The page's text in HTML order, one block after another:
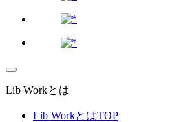
Lib Workとは
Lib WorkとはTOP